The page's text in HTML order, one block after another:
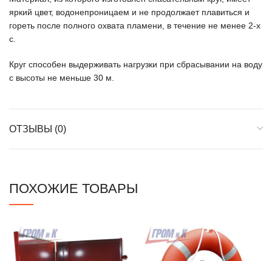
яркий цвет, водонепроницаем и не продолжает плавиться и
гореть после полного охвата пламени, в течение не менее 2-х
с.
Круг способен выдерживать нагрузки при сбрасывании на воду
с высоты не меньше 30 м.
ОТЗЫВЫ (0)
ПОХОЖИЕ ТОВАРЫ